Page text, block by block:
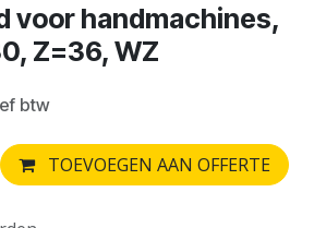
voor handmachines,
Z=36, WZ
btw
TOEVOEGEN AAN OFFERTE